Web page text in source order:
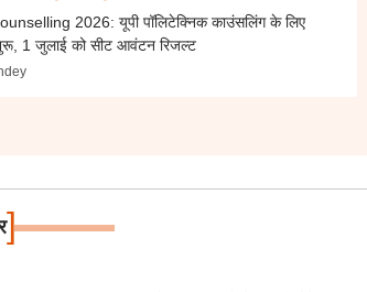
2026: यूपी पॉलिटेक्निक काउंसलिंग के लिए
1 जुलाई को सीट आवंटन रिजल्ट
]